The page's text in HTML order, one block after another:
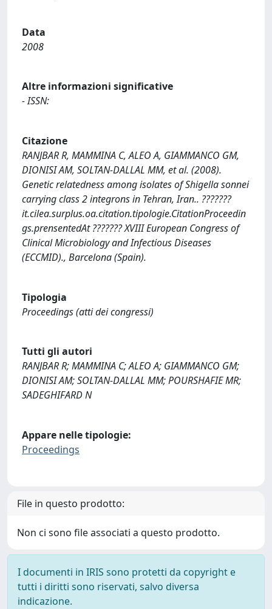
Data
2008
Altre informazioni significative
- ISSN:
Citazione
RANJBAR R, MAMMINA C, ALEO A, GIAMMANCO GM,
DIONISI AM, SOLTAN-DALLAL MM, et al. (2008).
Genetic relatedness among isolates of Shigella sonnei
carrying class 2 integrons in Tehran, Iran.. ???????
it.cilea.surplus.oa.citation.tipologie.CitationProceedin
gs.prensentedAt ??????? XVIII European Congress of
Clinical Microbiology and Infectious Diseases
(ECCMID)., Barcelona (Spain).
Tipologia
Proceedings (atti dei congressi)
Tutti gli autori
RANJBAR R; MAMMINA C; ALEO A; GIAMMANCO GM;
DIONISI AM; SOLTAN-DALLAL MM; POURSHAFIE MR;
SADEGHIFARD N
Appare nelle tipologie:
Proceedings
File in questo prodotto:
Non ci sono file associati a questo prodotto.
I documenti in IRIS sono protetti da copyright e
tutti i diritti sono riservati, salvo diversa
indicazione.